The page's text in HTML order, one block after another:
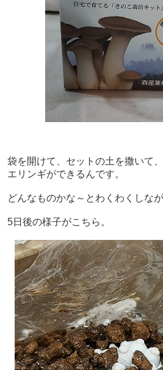
袋を開けて、セットの土を撒いて
エリンギができるんです。
どんなものかな～とわくわくしな
5日後の様子がこちら。